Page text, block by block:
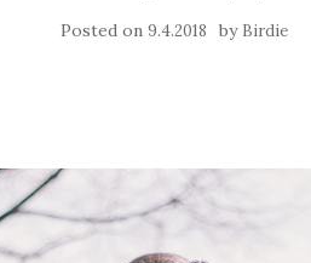
Posted on9.4.2018 by Birdie